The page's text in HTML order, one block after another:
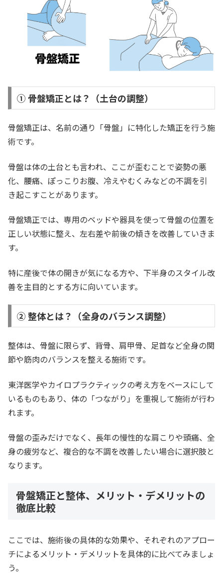
① 骨盤矯正とは？（土台の調整）
骨盤矯正は、名前の通り「骨盤」に特化した矯正を行う施
術です。
骨盤は体の土台とも言われ、ここが歪むことで姿勢の悪
化、腰痛、ぽっこりお腹、冷えやむくみなどの不調を引
き起こすことがあります。
骨盤矯正では、専用のベッドや器具を使って骨盤の位置を
正しい状態に整え、左右差や前後の傾きを改善していきま
す。
特に産後で体の開きが気になる方や、下半身のスタイル改
善を主目的とする方に向いています。
② 整体とは？（全身のバランス調整）
整体は、骨盤に限らず、背骨、肩甲骨、足首など全身の関
節や筋肉のバランスを整える施術です。
東洋医学やカイロプラクティックの考え方をベースにして
いるものもあり、体の「つながり」を重視して施術が行わ
れます。
骨盤の歪みだけでなく、長年の慢性的な肩こりや頭痛、全
身の疲労など、複合的な不調を改善したい場合に選択肢と
なります。
骨盤矯正と整体、メリット・デメリットの
徹底比較
ここでは、施術後の具体的な効果や、それぞれのアプロー
チによるメリット・デメリットを具体的に比べてみましょ
う。